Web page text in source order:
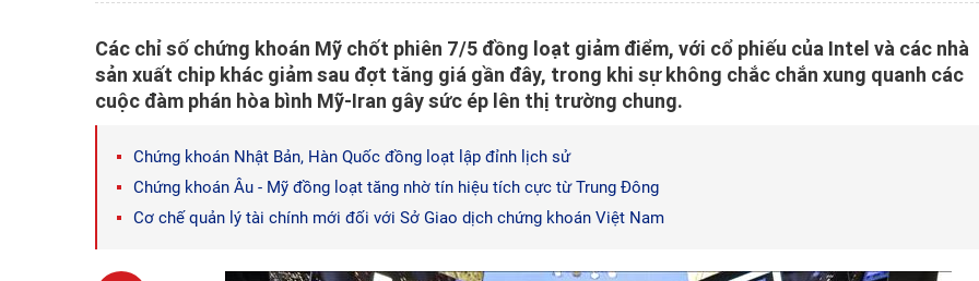
Các chỉ số chứng khoán Mỹ chốt phiên 7/5 đồng loạt giảm điểm, với cổ phiếu của Intel và các nhà
sản xuất chip khác giảm sau đợt tăng giá gần đây, trong khi sự không chắc chắn xung quanh các
cuộc đàm phán hòa bình Mỹ-Iran gây sức ép lên thị trường chung.
Chứng khoán Nhật Bản, Hàn Quốc đồng loạt lập đỉnh lịch sử
Chứng khoán Âu - Mỹ đồng loạt tăng nhờ tín hiệu tích cực từ Trung Đông
Cơ chế quản lý tài chính mới đối với Sở Giao dịch chứng khoán Việt Nam